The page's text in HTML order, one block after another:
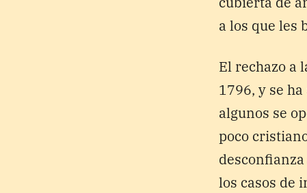
a los que les
El rechazo a
1796, y se
algunos se
poco
los casos de